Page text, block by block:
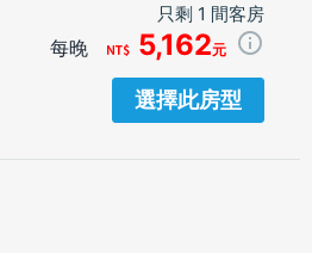
只剩 1 間客房
每晚 5,162元
選擇此房型